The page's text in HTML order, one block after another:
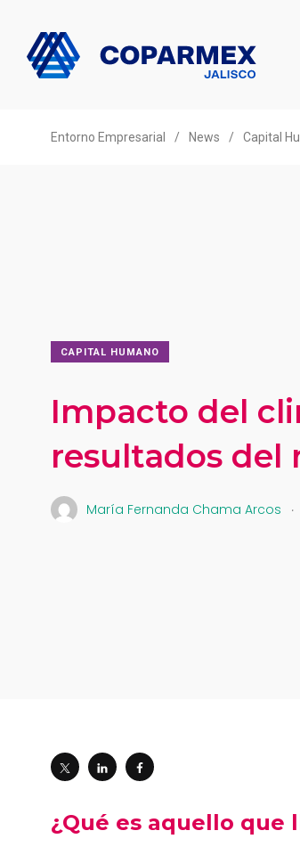
Entorno Empresarial / News / Capital
CAPITAL HUMANO
Impacto del
resultados del
María Fernanda Chama Arcos .
¿Qué es aquello que